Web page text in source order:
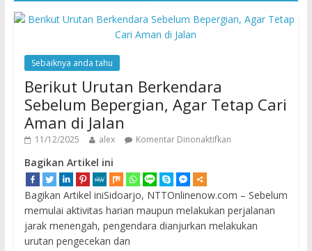
Sebaiknya anda tahu
Berikut Urutan Berkendara
Sebelum Bepergian, Agar Tetap Cari
Aman di Jalan
11/12/2025 alex Komentar Dinonaktifkan
Bagikan Artikel ini
Bagikan Artikel iniSidoarjo, NTTOnlinenow.com – Sebelum
memulai aktivitas harian maupun melakukan perjalanan
jarak menengah, pengendara dianjurkan melakukan
urutan pengecekan dan